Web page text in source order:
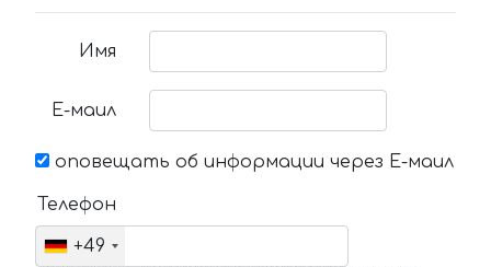
Имя
Е-маил
оповещать об информации через Е-маил
Телефон
+49